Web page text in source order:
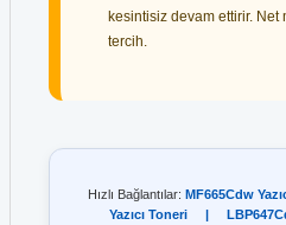
kesintisiz devam ettirir. Net
tercih.
Hızlı Bağlantılar: MF665Cdw
Yazıcı Toneri
|